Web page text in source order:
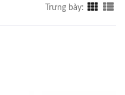
Trưng bày: